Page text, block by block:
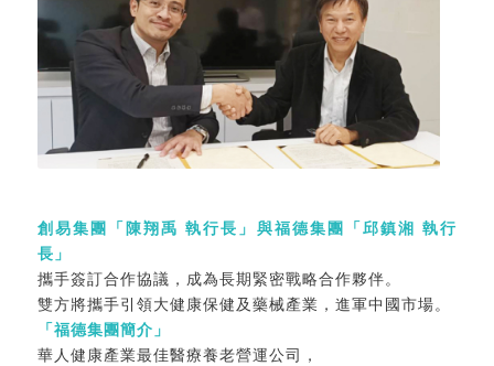
創易集團「陳翔禹 執行長」與福德集團「邱鎮湘 執行
長」
攜手簽訂合作協議，成為長期緊密戰略合作夥伴。
雙方將攜手引領大健康保健及藥械產業，進軍中國市場。
「福德集團簡介」
華人健康產業最佳醫療養老營運公司，